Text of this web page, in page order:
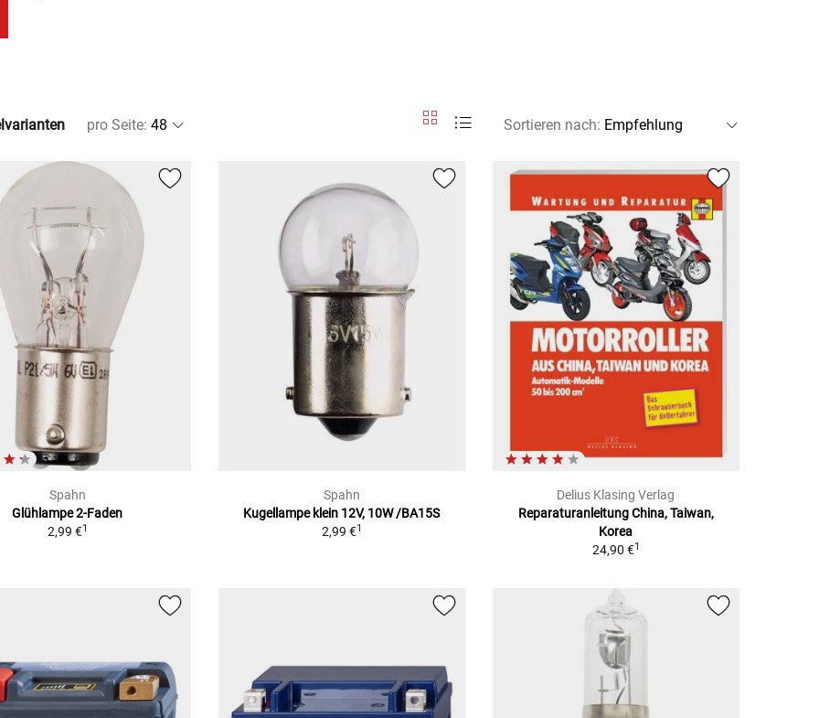
pro Seite: Sortieren nach:
Spahn
Glühlampe 2-Faden
2,99 €1
Spahn
Kugellampe klein 12V, 10W /BA15S
2,99 €1
Delius Klasing Verlag
Reparaturanleitung China, Taiwan,
Korea
24,90 €1